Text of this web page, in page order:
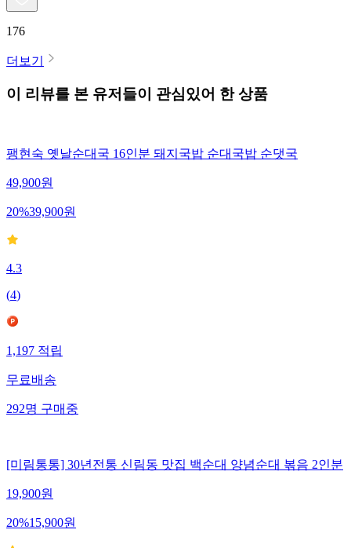
176
더보기
이 리뷰를 본 유저들이 관심있어 한 상품
팽현숙 옛날순대국 16인분 돼지국밥 순대국밥 순댓국
49,900원
20%39,900원
4.3
(4)
1,197적립
무료배송
292명구매중
[미림통통] 30년전통 신림동 맛집 백순대 양념순대 볶음 2인분
19,900원
20%15,900원